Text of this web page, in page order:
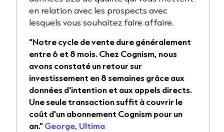
en relation avec les prospects avec
lesquels vous souhaitez faire affaire.
“Notre cycle de vente dure généralement
entre 6 et 8 mois. Chez Cognism, nous
avons constaté un retour sur
investissement en 8 semaines grâce aux
données d'intention et aux appels directs.
Une seule transaction suffit à couvrir le
coût d'un abonnement Cognism pour un
an.”George, Ultima